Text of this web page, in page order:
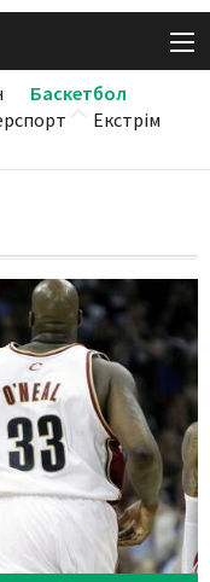
Баскетбол
Екстрім